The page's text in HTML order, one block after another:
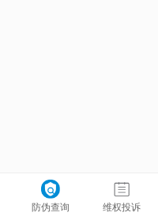
防伪查询 维权投诉